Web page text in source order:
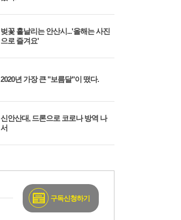
벚꽃 흩날리는 안산시...'올해는 사진
으로 즐겨요'
2020년 가장 큰 "보름달"이 떴다.
신안산대, 드론으로 코로나 방역 나
서
구독신청하기